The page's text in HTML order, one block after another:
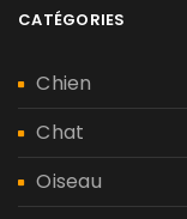
CATÉGORIES
Chien
Chat
Oiseau